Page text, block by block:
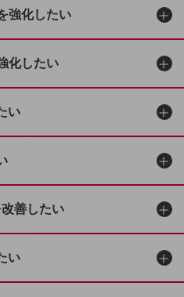
強化したい
化したい
い
善したい
い